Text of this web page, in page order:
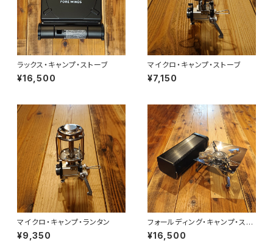
ラックス・キャンプ・ストーブ
¥16,500
マイクロ・キャンプ・ストーブ
¥7,150
マイクロ・キャンプ・ランタン
¥9,350
フォールディング・キャンプ・スト
ーブ
¥16,500